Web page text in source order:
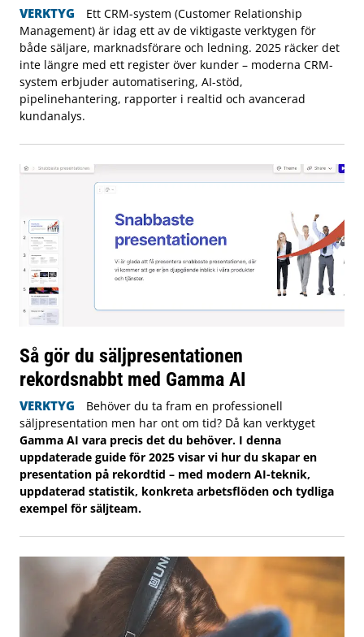
VERKTYG
Ett CRM-system (Customer Relationship
Management) är idag ett av de viktigaste verktygen för
både säljare, marknadsförare och ledning. 2025 räcker det
inte längre med ett register över kunder – moderna CRM-
system erbjuder automatisering, AI-stöd,
pipelinehantering, rapporter i realtid och avancerad
kundanalys.
Så gör du säljpresentationen
rekordsnabbt med Gamma AI
VERKTYG
Behöver du ta fram en professionell
säljpresentation men har ont om tid? Då kan verktyget
Gamma AI vara precis det du behöver. I denna
uppdaterade guide för 2025 visar vi hur du skapar en
presentation på rekordtid – med modern AI-teknik,
uppdaterad statistik, konkreta arbetsflöden och tydliga
exempel för säljteam.